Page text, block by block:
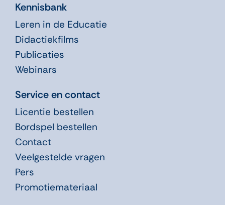
Kennisbank
Leren in de Educatie
Didactiekfilms
Publicaties
Webinars
Service en contact
Licentie bestellen
Bordspel bestellen
Contact
Veelgestelde vragen
Pers
Promotiemateriaal